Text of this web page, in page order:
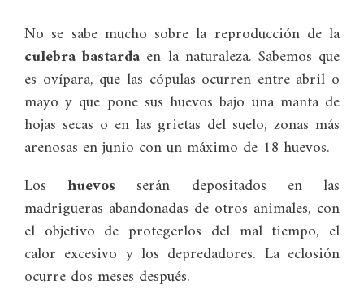
No se sabe mucho sobre la reproducción de la
culebra bastarda en la naturaleza. Sabemos que
es ovípara, que las cópulas ocurren entre abril o
mayo y que pone sus huevos bajo una manta de
hojas secas o en las grietas del suelo, zonas más
arenosas en junio con un máximo de 18 huevos.
Loshuevos serán depositados en las
madrigueras abandonadas de otros animales, con
el objetivo de protegerlos del mal tiempo, el
calor excesivo y los depredadores. La eclosión
ocurre dos meses después.